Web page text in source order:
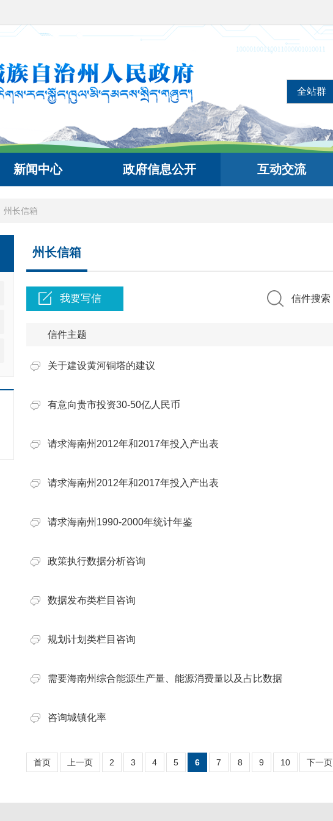
全站群
新闻中心 政府信息公开 互动交流
州长信箱
州长信箱
我要写信 信件搜索
信件主题
关于建设黄河铜塔的建议
有意向贵市投资30-50亿人民币
请求海南州2012年和2017年投入产出表
请求海南州2012年和2017年投入产出表
请求海南州1990-2000年统计年鉴
政策执行数据分析咨询
数据发布类栏目咨询
规划计划类栏目咨询
需要海南州综合能源生产量、能源消费量以及占比数据
咨询城镇化率
首页 上一页 2 3 4 5 6 7 8 9 10 下一页